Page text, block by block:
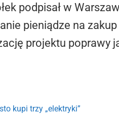
podpisał w
pieniądze na
projektu poprawy
kupi trzy „elektryki”